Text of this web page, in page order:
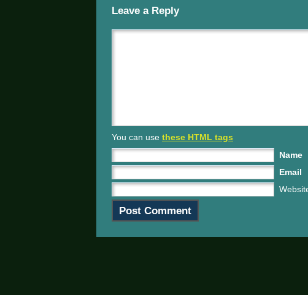
Leave a Reply
You can use these HTML tags
Name
Email